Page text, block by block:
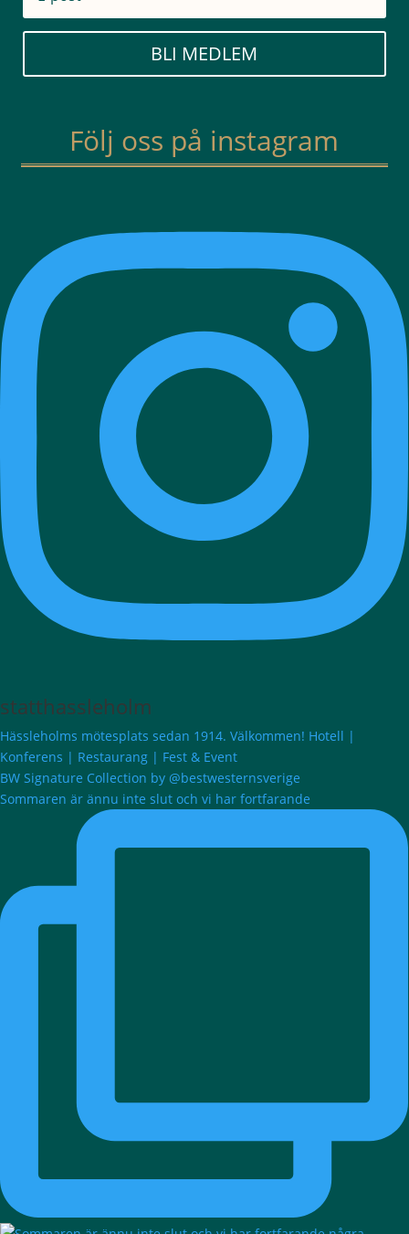
BLI MEDLEM
Följ oss på instagram
statthassleholm
Hässleholms mötesplats sedan 1914. Välkommen! Hotell |
Konferens | Restaurang | Fest & Event
BW Signature Collection by @bestwesternsverige
Sommaren är ännu inte slut och vi har fortfarande